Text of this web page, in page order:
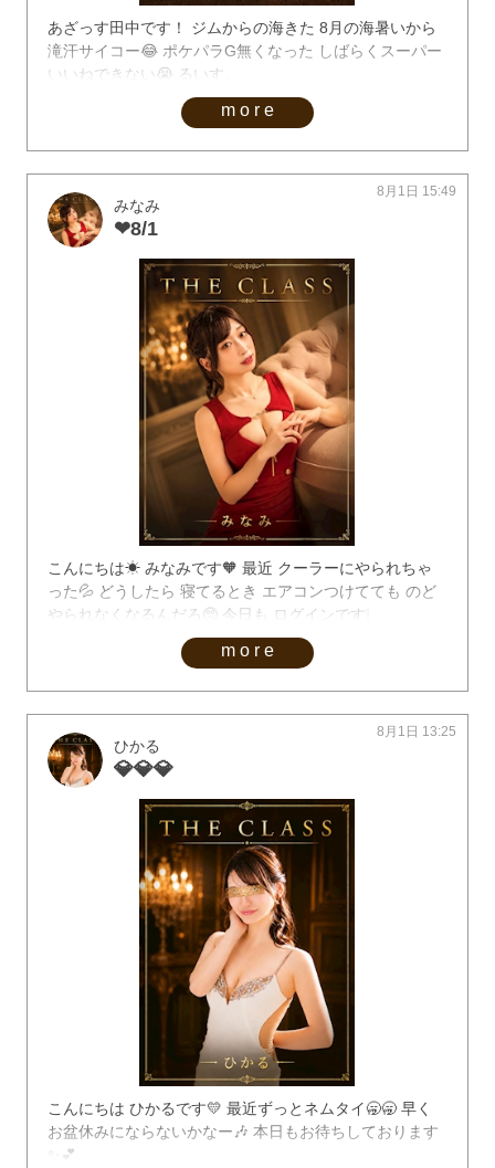
あざっす田中です！ ジムからの海きた 8月の海暑いから
滝汗サイコー😂 ポケパラG無くなった しばらくスーパー
いいねできない😭 るいす。
more
みなみ
❤︎8/1
8月1日 15:49
こんにちは☀︎ みなみです🧡 最近 クーラーにやられちゃ
った💦 どうしたら 寝てるとき エアコンつけてても のど
やられなくなるんだろ🥺 今日も ログインです❕
more
ひかる
💎💎💎
8月1日 13:25
こんにちは ひかるです💛 最近ずっとネムタイ🥱🥱 早く
お盆休みにならないかなー🎶 本日もお待ちしております
✨️💕